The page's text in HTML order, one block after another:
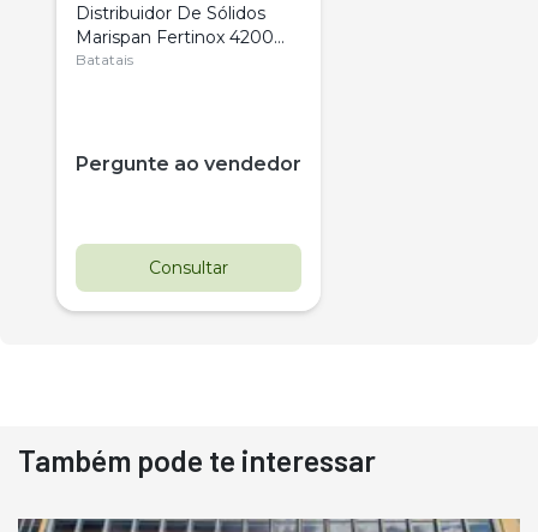
Distribuidor De Sólidos
Marispan Fertinox 4200
Citrus
Batatais
Pergunte ao vendedor
Consultar
Destaque
Usado
Também pode te interessar